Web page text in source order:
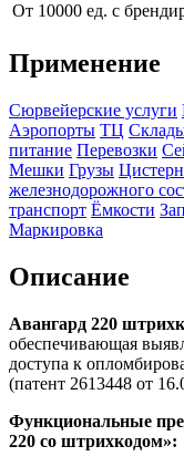
От 10000 ед. с
Применение
Сюрвейерские услуги
Аэропорты ТЦ
питание Перевозки
Мешки Грузы
железнодорожного
транспорт Ёмкости
Маркировка
Описание
Авангард 220
обеспечивающая
доступа к
(патент 2613448 от
Функциональные
220 со штрихкодом»: